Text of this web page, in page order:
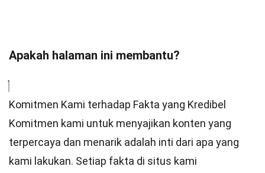
Apakah halaman ini membantu?
Komitmen Kami terhadap Fakta yang Kredibel
Komitmen kami untuk menyajikan konten yang
terpercaya dan menarik adalah inti dari apa yang
kami lakukan. Setiap fakta di situs kami